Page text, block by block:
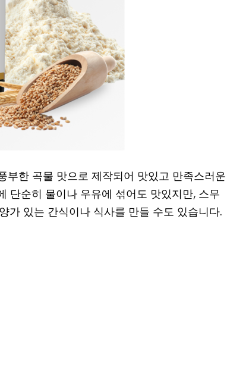
부한 곡물 맛으로 제작되어 맛있고 만족스러운
단순히 물이나 우유에 섞어도 맛있지만, 스무
가 있는 간식이나 식사를 만들 수도 있습니다.